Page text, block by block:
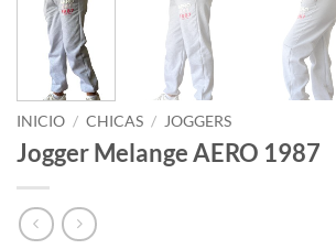
INICIO / CHICAS / JOGGERS
Jogger Melange AERO 1987